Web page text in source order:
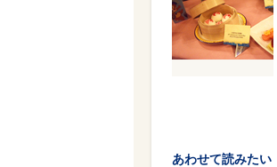
あわせて読みたい